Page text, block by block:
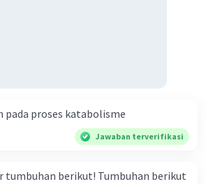
pada proses katabolisme
Jawaban terverifikasi
tumbuhan berikut! Tumbuhan berikut